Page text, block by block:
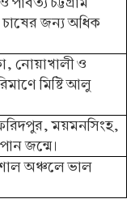
জন্য অধিক
নোয়াখালী ও
মিষ্টি আলু
ময়মনসিংহ,
জন্মে।
অঞ্চলে ভাল